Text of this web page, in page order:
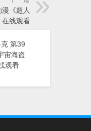
《超人
在线观看
第39
宙海盗
观看